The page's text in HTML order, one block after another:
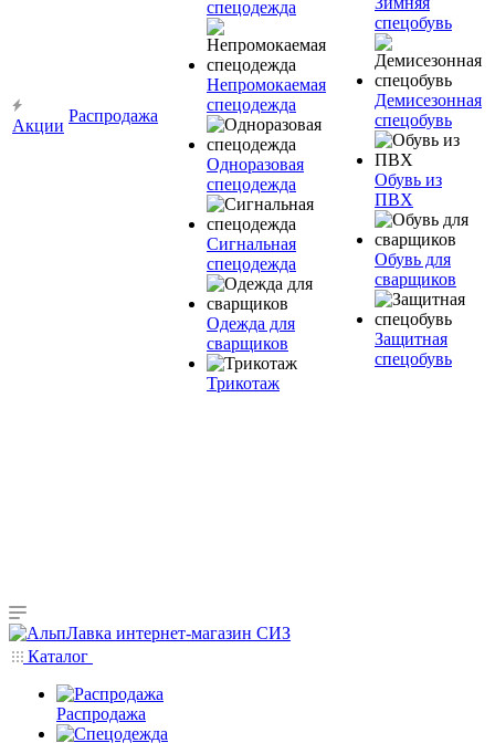
Акции
Распродажа
спецодежда
Непромокаемая
спецодежда
Одноразовая
спецодежда
Сигнальная
спецодежда
Одежда для
сварщиков
Трикотаж
спецобувь
Демисезонная
спецобувь
Обувь из
ПВХ
Обувь для
сварщиков
Защитная
спецобувь
Каталог
Распродажа